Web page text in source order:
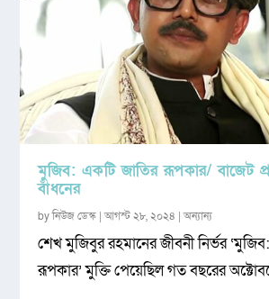
মুজিব: একটি জাতির রূপকার/ বাজেট
বাঁধনের
byনিউজ ডেস্ক |আগস্ট ২৮, ২০২৪ |অন্যান্য
শেখ মুজিবুর রহমানের জীবনী নির্ভর
রূপকার’ মুক্তি পেয়েছিল গত বছরের